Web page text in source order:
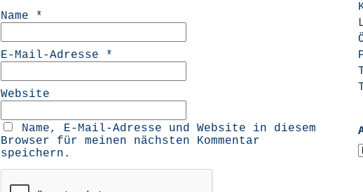
Name *
E-Mail-Adresse *
Website
Name, E-Mail-Adresse und Website in diesem
Browser für meinen nächsten Kommentar
speichern.